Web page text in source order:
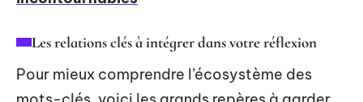
Les relations clés à intégrer dans votre réflexion
Pour mieux comprendre l’écosystème des